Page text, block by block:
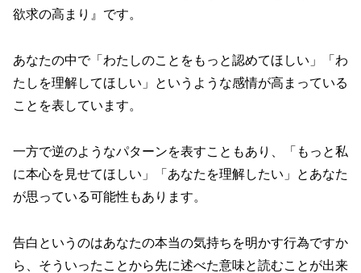
欲求の高まり』です。
あなたの中で「わたしのことをもっと認めてほしい」「わ
たしを理解してほしい」というような感情が高まっている
ことを表しています。
一方で逆のようなパターンを表すこともあり、「もっと私
に本心を見せてほしい」「あなたを理解したい」とあなた
が思っている可能性もあります。
告白というのはあなたの本当の気持ちを明かす行為ですか
ら、そういったことから先に述べた意味と読むことが出来